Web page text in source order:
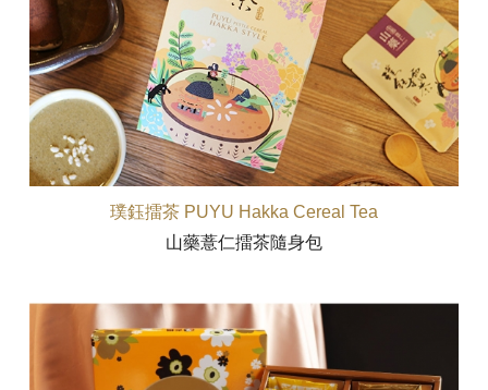
璞鈺擂茶 PUYU Hakka Cereal Tea
山藥薏仁擂茶隨身包